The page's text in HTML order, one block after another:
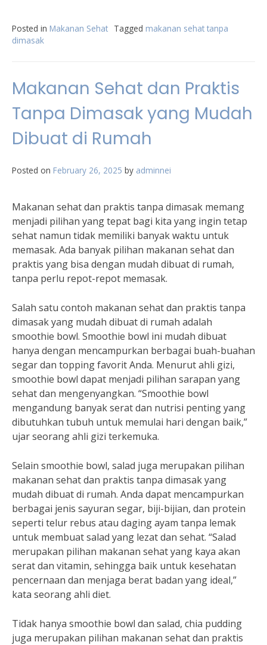
Posted in Makanan Sehat Tagged makanan sehat tanpa
dimasak
Makanan Sehat dan Praktis
Tanpa Dimasak yang Mudah
Dibuat di Rumah
Posted on February 26, 2025 by adminnei
Makanan sehat dan praktis tanpa dimasak memang
menjadi pilihan yang tepat bagi kita yang ingin tetap
sehat namun tidak memiliki banyak waktu untuk
memasak. Ada banyak pilihan makanan sehat dan
praktis yang bisa dengan mudah dibuat di rumah,
tanpa perlu repot-repot memasak.
Salah satu contoh makanan sehat dan praktis tanpa
dimasak yang mudah dibuat di rumah adalah
smoothie bowl. Smoothie bowl ini mudah dibuat
hanya dengan mencampurkan berbagai buah-buahan
segar dan topping favorit Anda. Menurut ahli gizi,
smoothie bowl dapat menjadi pilihan sarapan yang
sehat dan mengenyangkan. “Smoothie bowl
mengandung banyak serat dan nutrisi penting yang
dibutuhkan tubuh untuk memulai hari dengan baik,”
ujar seorang ahli gizi terkemuka.
Selain smoothie bowl, salad juga merupakan pilihan
makanan sehat dan praktis tanpa dimasak yang
mudah dibuat di rumah. Anda dapat mencampurkan
berbagai jenis sayuran segar, biji-bijian, dan protein
seperti telur rebus atau daging ayam tanpa lemak
untuk membuat salad yang lezat dan sehat. “Salad
merupakan pilihan makanan sehat yang kaya akan
serat dan vitamin, sehingga baik untuk kesehatan
pencernaan dan menjaga berat badan yang ideal,”
kata seorang ahli diet.
Tidak hanya smoothie bowl dan salad, chia pudding
juga merupakan pilihan makanan sehat dan praktis